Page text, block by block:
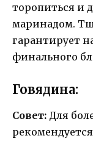
торопиться и
маринадом.
гарантирует
финального
Говядина:
Совет: Для